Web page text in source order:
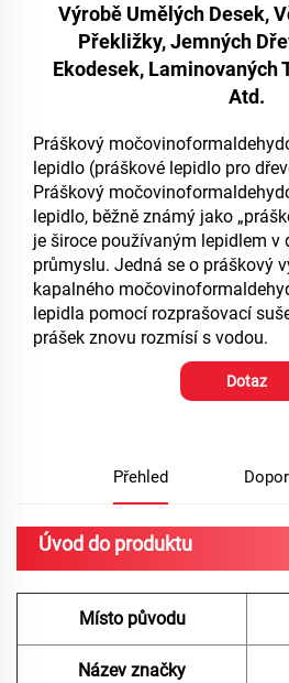
Výrobě Umělých Desek,
Překližky, Jemných
Ekodesek, Laminovaných
Atd.
Práškový
lepidlo (práškové lepidlo pro
Práškový
lepidlo, běžně známý jako
je široce používaným lepidlem v
průmyslu. Jedná se o práškový
kapalného
lepidla pomocí rozprašovací
prášek znovu rozmísí s vodou.
Dotaz
Přehled
Úvod do produktu
Místo původu
Název značky